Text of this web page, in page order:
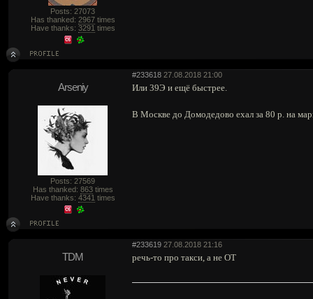
Posts: 27073
Has thanked: 2967times
Have thanks: 3291 times
#233618 27.08.2018 21:00
Arseniy
Posts: 27569
Has thanked: 863times
Have thanks: 4341 times
Или 39Э и ещё быстрее.
В Москве до Домодедово ехал за 80 р. на
#233619 27.08.2018 21:16
TDM речь-то про такси, а не ОТ